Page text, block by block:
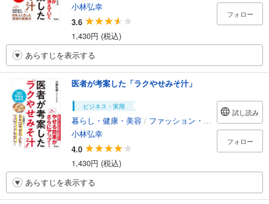
小林弘幸
3.6
1,430円 (税込)
フォロー
あらすじを表示する
医者が考案した「ラクやせみそ汁」
ビジネス・実用
暮らし・健康・美容 / ファッション・美容
小林弘幸
4.0
1,430円 (税込)
試し読み
フォロー
あらすじを表示する